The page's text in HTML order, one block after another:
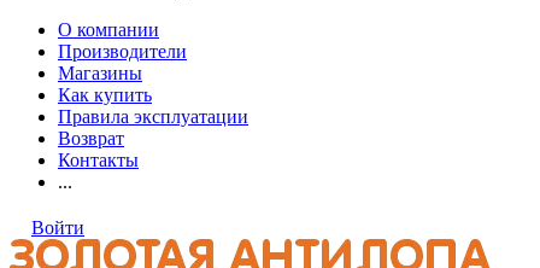
О компании
Производители
Магазины
Как купить
Правила эксплуатации
Возврат
Контакты
...
Войти